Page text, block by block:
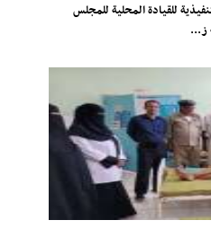
للقيادة المحلية للمجلس
ز...